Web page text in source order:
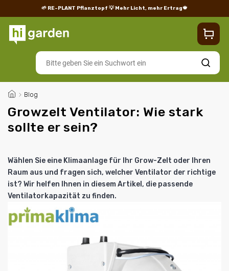
🌱 RE-PLANT Pflanztopf 💡 Mehr Licht, mehr Ertrag🍁
Suchen
/ Blog
Growzelt Ventilator: Wie stark
sollte er sein?
Wählen Sie eine Klimaanlage für Ihr Grow-Zelt oder Ihren
Raum aus und fragen sich, welcher Ventilator der richtige
ist? Wir helfen Ihnen in diesem Artikel, die passende
Ventilatorkapazität zu finden.